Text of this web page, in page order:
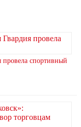
спортивный